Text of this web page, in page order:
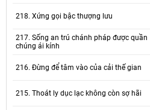
218. Xứng gọi bậc thượng lưu
217. Sống an trú chánh pháp được quần
chúng ái kính
216. Đừng để tâm vào của cải thế gian
215. Thoát ly dục lạc không còn sợ hãi